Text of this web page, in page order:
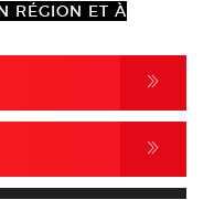
RÉGION ET À
,
,